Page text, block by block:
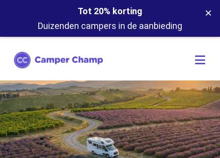
Tot 20% korting
Duizenden campers in de aanbieding
×